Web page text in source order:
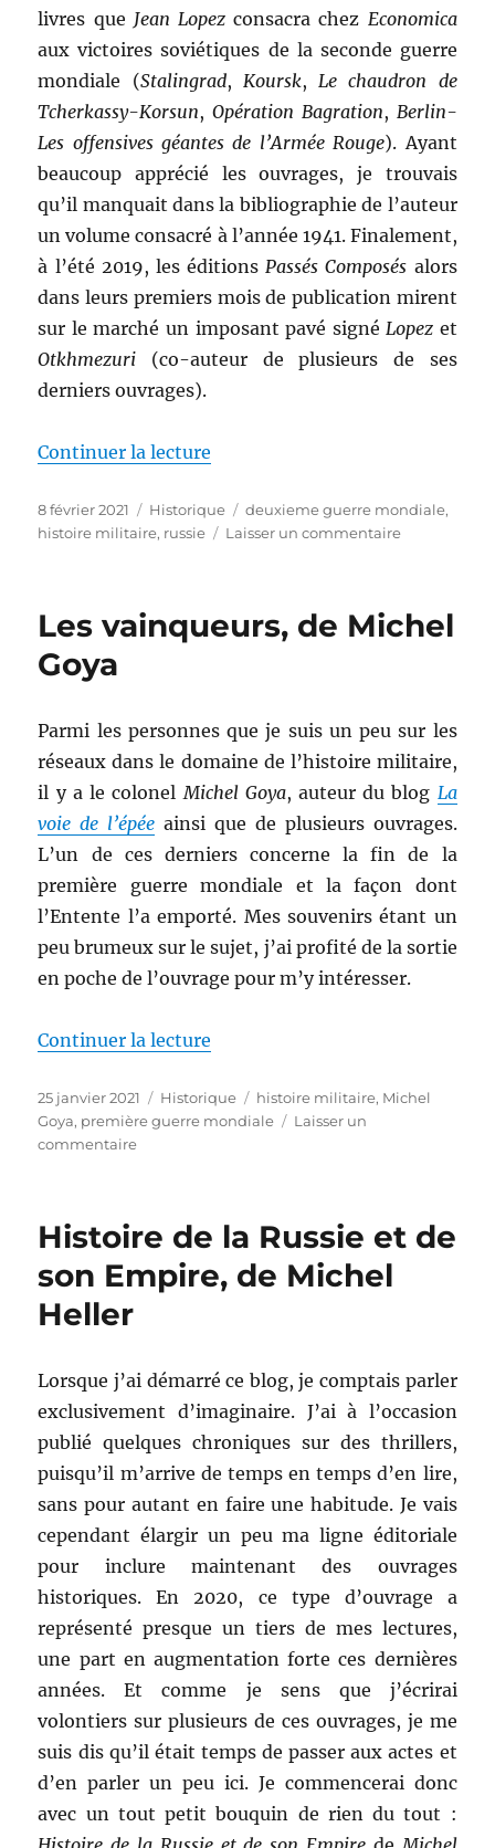
livres que Jean Lopez consacra chez Economica
aux victoires soviétiques de la seconde guerre
mondiale (Stalingrad, Koursk,Le chaudron de
Tcherkassy-Korsun,Opération Bagration, Berlin-
Les offensives géantes de l’Armée Rouge). Ayant
beaucoup apprécié les ouvrages, je trouvais
qu’il manquait dans la bibliographie de l’auteur
un volume consacré à l’année 1941. Finalement,
à l’été 2019, les éditionsPassés Composés alors
dans leurs premiers mois de publication mirent
sur le marché un imposant pavé signéLopez et
Otkhmezuri (co-auteur de plusieurs de ses
derniers ouvrages).
Continuer la lecture
Publié
le
8 février 2021 Catégories
Historique Étiquettes
deuxieme guerre mondiale,
histoire militaire, russie Laisser un commentairesur
Lopez
Les vainqueurs, de Michel
Goya
Parmi les personnes que je suis un peu sur les
réseaux dans le domaine de l’histoire militaire,
il y a le colonelMichel Goya, auteur du blog La
voie de l’épée ainsi que de plusieurs ouvrages.
L’un de ces derniers concerne la fin de la
première guerre mondiale et la façon dont
l’Entente l’a emporté. Mes souvenirs étant un
peu brumeux sur le sujet, j’ai profité de la sortie
en poche de l’ouvrage pour m’y intéresser.
Continuer la lecture
Publié
le
25 janvier 2021 Catégories
Historique Étiquettes
histoire militaire, Michel
Goya, première guerre mondiale
Laisser un
commentairesur
Michel
Histoire de la Russie et de
son Empire, de Michel
Heller
Lorsque j’ai démarré ce blog, je comptais parler
exclusivement d’imaginaire. J’ai à l’occasion
publié quelques chroniques sur des thrillers,
puisqu’il m’arrive de temps en temps d’en lire,
sans pour autant en faire une habitude. Je vais
cependant élargir un peu ma ligne éditoriale
pour inclure maintenant des ouvrages
historiques. En 2020, ce type d’ouvrage a
représenté presque un tiers de mes lectures,
une part en augmentation forte ces dernières
années. Et comme je sens que j’écrirai
volontiers sur plusieurs de ces ouvrages, je me
suis dis qu’il était temps de passer aux actes et
d’en parler un peu ici. Je commencerai donc
avec un tout petit bouquin de rien du tout :